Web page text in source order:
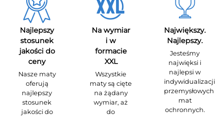
Najlepszy
stosunek
jakości do
ceny
Nasze maty
oferują
najlepszy
stosunek
jakości do
Na wymiar
i w
formacie
XXL
Wszystkie
maty są cięte
na żądany
wymiar, aż
do
Największy.
Najlepszy.
Jesteśmy
najwięksi i
najlepsi w
indywidualizacji
przemysłowych
mat
ochronnych.